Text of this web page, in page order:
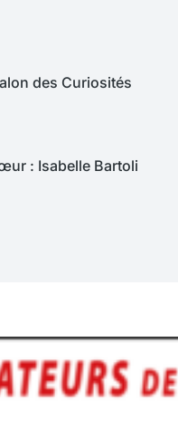
des Curiosités
: Isabelle Bartoli